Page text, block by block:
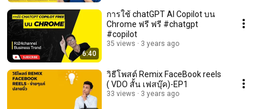
6:40
การใช้ chatGPT AI Copilot บน
Chrome ฟรี ฟรี #chatgpt
#copilot
35 views 3 years ago
วิธีโพสต์ Remix FaceBook reels
( VDO สั้น เฟสบุ๊ค)-EP1
33 views 3 years ago